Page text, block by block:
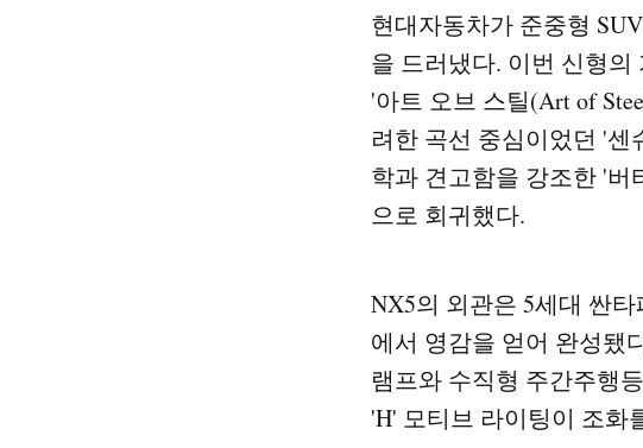
현대자동차가 준중형
을 드러냈다. 이번 신형
'아트 오브 스틸(Art of
려한 곡선 중심이었던 '
학과 견고함을 강조한 '버
으로 회귀했다.
NX5의 외관은 5세대 싼
에서 영감을 얻어 완성됐
램프와 수직형 주간주행
'H' 모티브 라이팅이 조화